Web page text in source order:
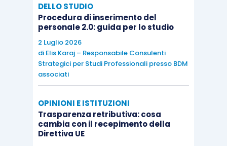
DELLO STUDIO
Procedura di inserimento del
personale 2.0: guida per lo studio
2 Luglio 2026
di Elis Karaj – Responsabile Consulenti
Strategici per Studi Professionali presso BDM
associati
OPINIONI E ISTITUZIONI
Trasparenza retributiva: cosa
cambia con il recepimento della
Direttiva UE